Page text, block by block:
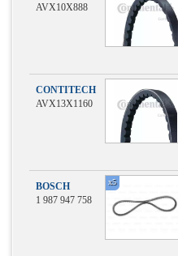
AVX10X888
CONTITECH
AVX13X1160
BOSCH
1 987 947 758
x5